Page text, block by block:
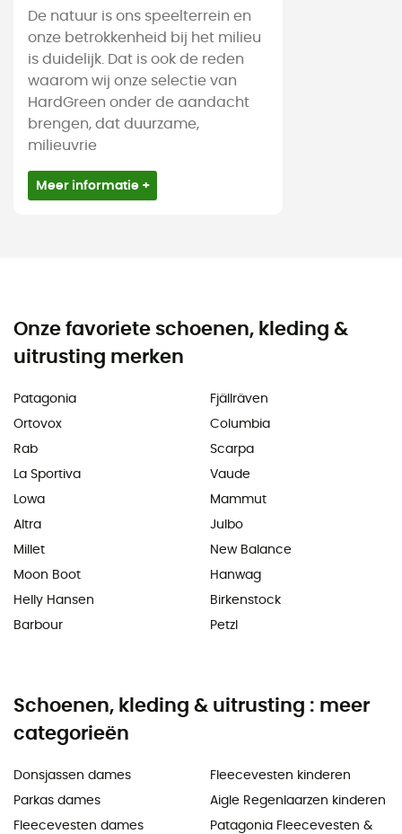
De natuur is ons speelterrein en
onze betrokkenheid bij het milieu
is duidelijk. Dat is ook de reden
waarom wij onze selectie van
HardGreen onder de aandacht
brengen, dat duurzame,
milieuvrie
Meer informatie +
Onze favoriete schoenen, kleding &
uitrusting merken
Patagonia
Ortovox
Rab
La Sportiva
Lowa
Altra
Millet
Moon Boot
Helly Hansen
Barbour
Fjällräven
Columbia
Scarpa
Vaude
Mammut
Julbo
New Balance
Hanwag
Birkenstock
Petzl
Schoenen, kleding & uitrusting : meer
categorieën
Donsjassen dames
Parkas dames
Fleecevesten dames
Fleecevesten kinderen
Aigle Regenlaarzen kinderen
Patagonia Fleecevesten &